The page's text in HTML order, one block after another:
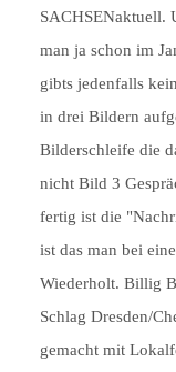
SACHSENaktuell.
man ja schon im
gibts jedenfalls
in drei Bildern
Bilderschleife die
nicht Bild 3
fertig ist die
ist das man bei
Wiederholt. Billig
Schlag Dresden/
gemacht mit